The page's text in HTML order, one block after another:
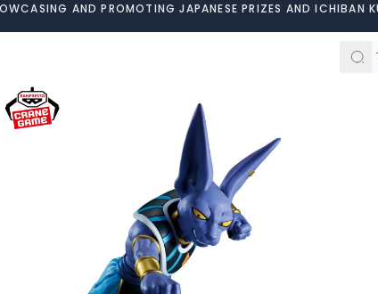
AND PROMOTING JAPANESE PRIZES AND ICHIBAN